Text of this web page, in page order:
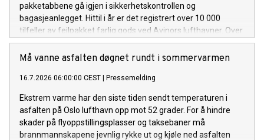
pakketabbene gå igjen i sikkerhetskontrollen og
bagasjeanlegget. Hittil i år er det registrert over 10 000
tilfeller av feilpakket farlig gods ved Avinors lufthavner. Over
åtte av ti tilfeller gjelder powerbanks og litiumbatterier.
Må vanne asfalten døgnet rundt i sommervarmen
16.7.2026 06:00:00 CEST Pressemelding
Ekstrem varme har den siste tiden sendt temperaturen i
asfalten på Oslo lufthavn opp mot 52 grader. For å hindre
skader på flyoppstillingsplasser og taksebaner må
brannmannskapene jevnlig rykke ut og kjøle ned asfalten